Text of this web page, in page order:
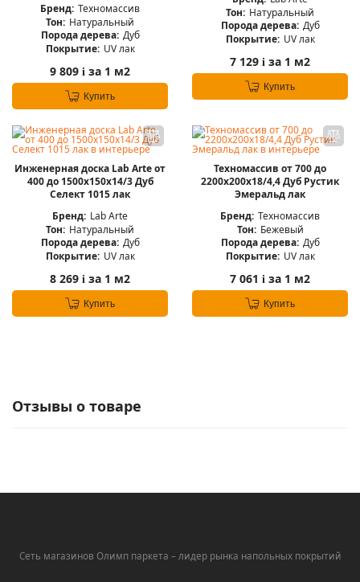
Бренд: Техномассив
Тон: Натуральный
Порода дерева: Дуб
Покрытие: UV лак
9 809 i за 1 м2
Купить
Тон: Натуральный
Порода дерева: Дуб
Покрытие: UV лак
7 129 i за 1 м2
Купить
Инженерная доска Lab Arte от
400 до 1500х150х14/3 Дуб
Селект 1015 лак
Бренд: Lab Arte
Тон: Натуральный
Порода дерева: Дуб
Покрытие: UV лак
8 269 i за 1 м2
Купить
Техномассив от 700 до
2200х200х18/4,4 Дуб Рустик
Эмеральд лак
Бренд: Техномассив
Тон: Бежевый
Порода дерева: Дуб
Покрытие: UV лак
7 061 i за 1 м2
Купить
Отзывы о товаре
Сеть магазинов Олимп паркета – лидер рынка напольных покрытий